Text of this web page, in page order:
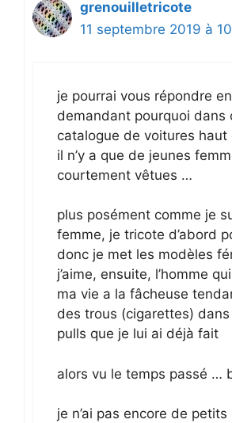
grenouilletricote
11 septembre 2019 à
je pourrai vous répondre
demandant pourquoi dans
catalogue de voitures haut
il n’y a que de jeunes
courtement vêtues …
plus posément comme je
femme, je tricote d’abord
donc je met les modèles
j’aime, ensuite, l’homme
ma vie a la fâcheuse
des trous (cigarettes)
pulls que je lui ai déjà fait
alors vu le temps passé …
je n’ai pas encore de